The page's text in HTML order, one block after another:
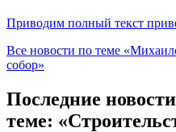
Приводим полный текст
Все новости по теме
собор»
Последние
теме: